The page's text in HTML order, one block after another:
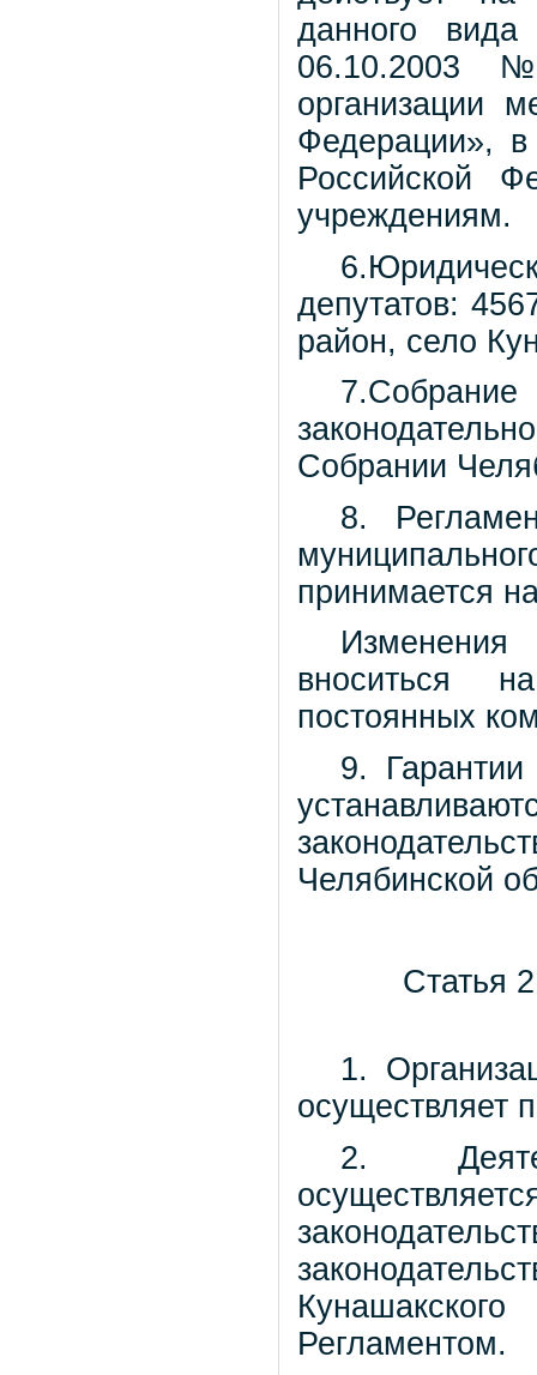
данного
06.10.2003
организации
Федерации», в
Российской
учреждениям.
депутатов:
район, село
Собрании
8.
принимается
вноситься
постоянных
9.
Челябинской
Статья
1.
осуществляет
2.
Регламентом.